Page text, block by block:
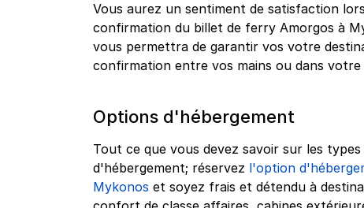
Vous aurez un sentiment de satisfaction
confirmation du billet de ferry Amorgos à
vous permettra de garantir vos votre
confirmation entre vos mains ou dans
Options d'hébergement
Tout ce que vous devez savoir sur les
d'hébergement; réservez l'option
Mykonos et soyez frais et détendu à